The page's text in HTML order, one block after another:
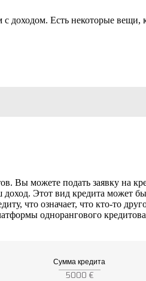
доходом. Есть некоторые
Вы можете подать заявку на
Этот вид кредита может
что означает, что кто-то
однорангового
Сумма кредита
5000 €